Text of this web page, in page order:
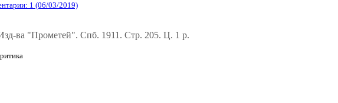
1 (06/03/2019)
ва "Прометей". Спб. 1911. Стр. 205. Ц. 1 р.